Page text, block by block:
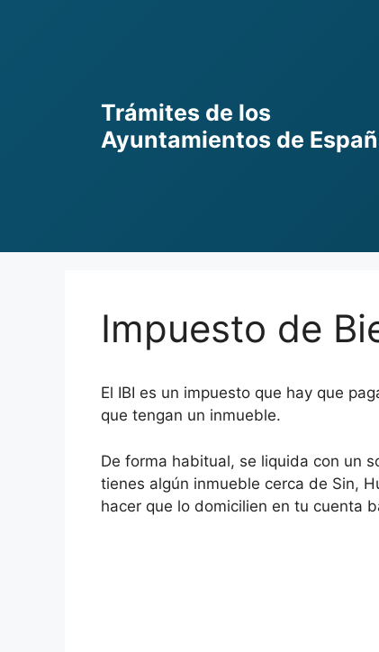
Trámites de los
Ayuntamientos de
Impuesto de
El IBI es un impuesto que hay que
que tengan un inmueble.
De forma habitual, se liquida con un
tienes algún inmueble cerca de Sin,
hacer que lo domicilien en tu cuenta